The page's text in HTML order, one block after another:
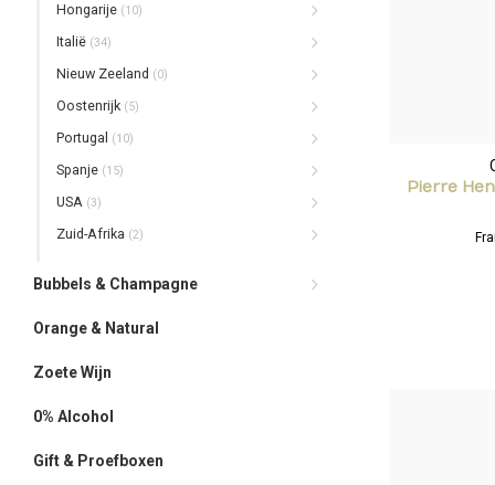
Hongarije (10)
Italië (34)
Nieuw Zeeland (0)
Oostenrijk (5)
Portugal (10)
Spanje (15)
USA (3)
Zuid-Afrika (2)
Bubbels & Champagne
Orange & Natural
Zoete Wijn
0% Alcohol
Gift & Proefboxen
Pierre